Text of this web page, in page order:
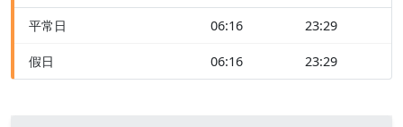
平常日 06:16 23:29
假日 06:16 23:29